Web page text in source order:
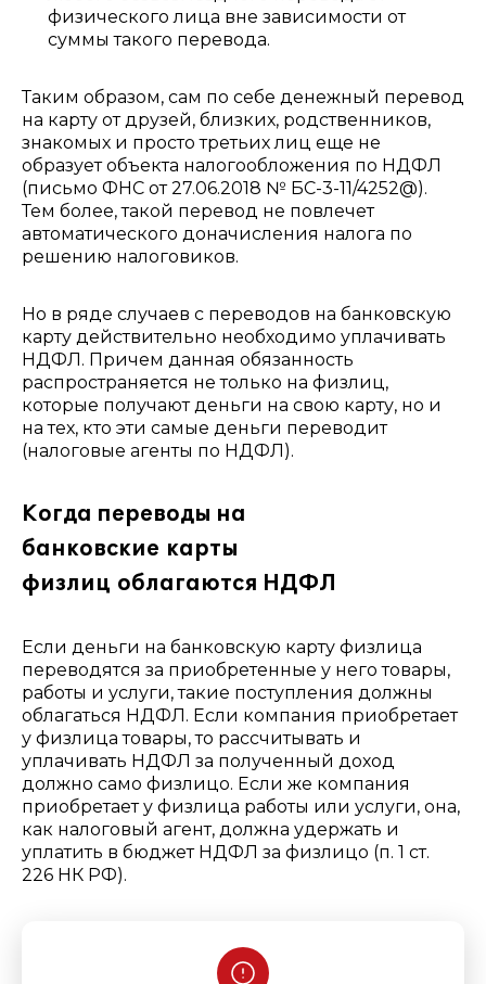
физического лица вне зависимости от
суммы такого перевода.
Таким образом, сам по себе денежный перевод
на карту от друзей, близких, родственников,
знакомых и просто третьих лиц еще не
образует объекта налогообложения по НДФЛ
(письмо ФНС от 27.06.2018 № БС-3-11/4252@).
Тем более, такой перевод не повлечет
автоматического доначисления налога по
решению налоговиков.
Но в ряде случаев с переводов на банковскую
карту действительно необходимо уплачивать
НДФЛ. Причем данная обязанность
распространяется не только на физлиц,
которые получают деньги на свою карту, но и
на тех, кто эти самые деньги переводит
(налоговые агенты по НДФЛ).
Когда переводы на
банковские карты
физлиц облагаются НДФЛ
Если деньги на банковскую карту физлица
переводятся за приобретенные у него товары,
работы и услуги, такие поступления должны
облагаться НДФЛ. Если компания приобретает
у физлица товары, то рассчитывать и
уплачивать НДФЛ за полученный доход
должно само физлицо. Если же компания
приобретает у физлица работы или услуги, она,
как налоговый агент, должна удержать и
уплатить в бюджет НДФЛ за физлицо (п. 1 ст.
226 НК РФ).